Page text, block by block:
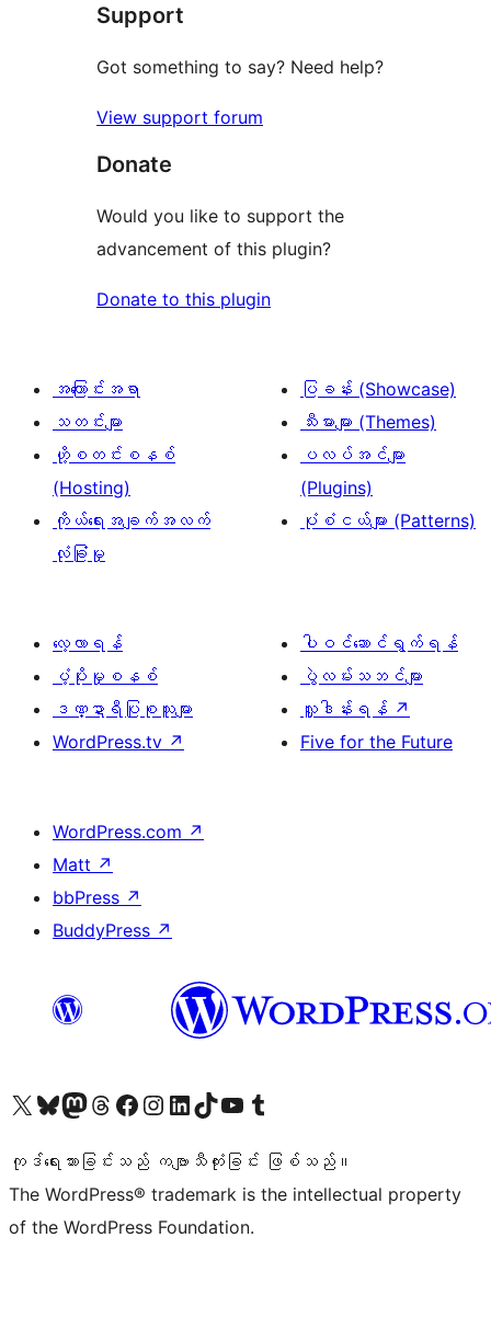
4
စောင်
သုံးသပ်
ချက်
စောင်
Support
Got something to say? Need help?
View support forum
Donate
Would you like to support the
advancement of this plugin?
Donate to this plugin
အကြောင်းအရာ
သတင်းများ
ဟို့စတင်းစနစ်
(Hosting)
ကိုယ်ရေးအချက်အလက်
လုံခြုံမှု
ပြခန်း (Showcase)
သီးမားများ (Themes)
ပလပ်အင်များ
(Plugins)
ပုံစံငယ်များ (Patterns)
လေ့လာရန်
ပံ့ပိုးမှုစနစ်
ဒဏ္ဍာရီပြုစုသူများ
WordPress.tv ↗
ပါဝင်ဆောင်ရွက်ရန်
ပွဲလမ်းသဘင်များ
လှူဒါန်းရန် ↗
Five for the Future
WordPress.com ↗
Matt ↗
bbPress ↗
BuddyPress ↗
ကျွန်ုပ်တို့၏ X (ယခင် Twitter) အကောင့်သို့ သွားရောက်ကြည့်ရှုပါကျွန်ုပ်တို့၏ Bluesky အကောင့်သို့ ဝင်ရောက်ကြည့်ရှုရန်
ကျွန်ုပ်တို့၏ Mastodon အကောင့်သို့ သွားရောက်ကြည့်ရှုပါကျွန်ုပ်တို့၏ Threads အကောင့်သို့ ဝင်ရောက်ကြည့်ရှုရန်
ကျွန်ုပ်တို့၏ Facebook စာမျက်နှာသို့ သွားရောက်ကြည့်ရှုပါကျွန်ုပ်တို့၏ Instagram အကောင့်သို့ သွားရောက်ကြည့်ရှုပါ ကျွန်ုပ်တို့၏ LinkedIn အကောင့်သို့ သွားရောက်ကြည့်ရှုပါကျွန်ုပ်တို့၏ TikTok အကောင့်သို့ ဝင်ရောက်ကြည့်ရှုရန်
ကျွန်ုပ်တို့၏ YouTube ချန်နယ်သို့ သွားရောက်ကြည့်ရှုပါ ကျွန်ုပ်တို့၏ Tumblr အကောင့်သို့ ဝင်ရောက်ကြည့်ရှုရန်
ကုဒ်ရေးသားခြင်းသည် ကဗျာသီကုံးခြင်း ဖြစ်သည်။
The WordPress® trademark is the intellectual property
of the WordPress Foundation.